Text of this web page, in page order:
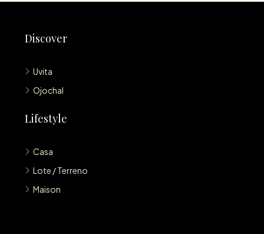
Discover
Uvita
Ojochal
Lifestyle
Casa
Lote / Terreno
Maison